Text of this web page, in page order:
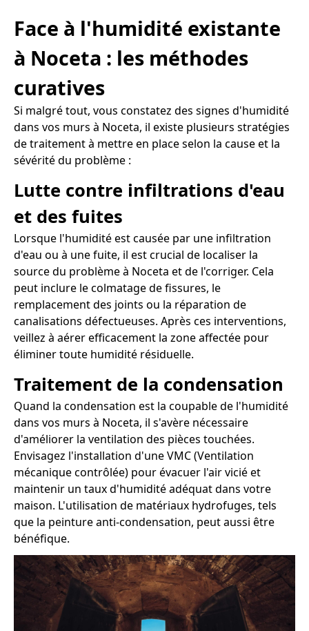
Face à l'humidité existante
à Noceta : les méthodes
curatives
Si malgré tout, vous constatez des signes d'humidité
dans vos murs à Noceta, il existe plusieurs stratégies
de traitement à mettre en place selon la cause et la
sévérité du problème :
Lutte contre infiltrations d'eau
et des fuites
Lorsque l'humidité est causée par une infiltration
d'eau ou à une fuite, il est crucial de localiser la
source du problème à Noceta et de l'corriger. Cela
peut inclure le colmatage de fissures, le
remplacement des joints ou la réparation de
canalisations défectueuses. Après ces interventions,
veillez à aérer efficacement la zone affectée pour
éliminer toute humidité résiduelle.
Traitement de la condensation
Quand la condensation est la coupable de l'humidité
dans vos murs à Noceta, il s'avère nécessaire
d'améliorer la ventilation des pièces touchées.
Envisagez l'installation d'une VMC (Ventilation
mécanique contrôlée) pour évacuer l'air vicié et
maintenir un taux d'humidité adéquat dans votre
maison. L'utilisation de matériaux hydrofuges, tels
que la peinture anti-condensation, peut aussi être
bénéfique.